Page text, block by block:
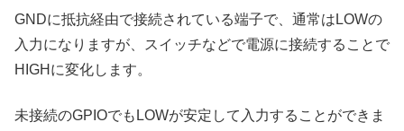
GNDに抵抗経由で接続されている端子で、通常はLOWの
入力になりますが、スイッチなどで電源に接続することで
HIGHに変化します。
未接続のGPIOでもLOWが安定して入力することができま